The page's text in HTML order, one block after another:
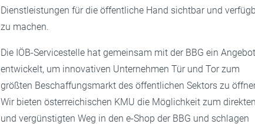
Dienstleistungen für die öffentliche Hand sichtbar und
zu machen.
Die IÖB-Servicestelle hat gemeinsam mit der BBG ein Angebot
entwickelt, um innovativen Unternehmen Tür und Tor zum
größten Beschaffungsmarkt des öffentlichen Sektors zu
Wir bieten österreichischen KMU die Möglichkeit zum direkten
und vergünstigten Weg in den e-Shop der BBG und schlagen